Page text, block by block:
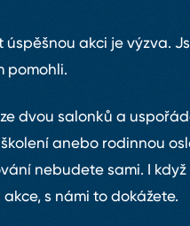
úspěšnou akci je výzva.
pomohli.
dvou salonků a
anebo rodinnou
nebudete sami. I když
s námi to dokážete.